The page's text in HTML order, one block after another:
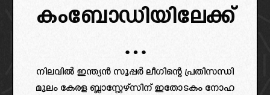
കംബോഡിയിലേക്ക്
…
നിലവിൽ ഇന്ത്യൻ സൂപ്പർ ലീഗിന്റെ പ്രതിസന്ധി
മൂലം കേരള ബ്ലാസ്റ്റേഴ്‌സിന് ഇതോടകം നോഹ